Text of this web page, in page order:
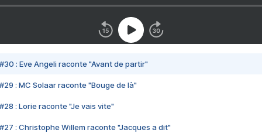
#30 : Eve Angeli raconte "Avant de partir"
#29 : MC Solaar raconte "Bouge de là"
#28 : Lorie raconte "Je vais vite"
#27 : Christophe Willem raconte "Jacques a dit"